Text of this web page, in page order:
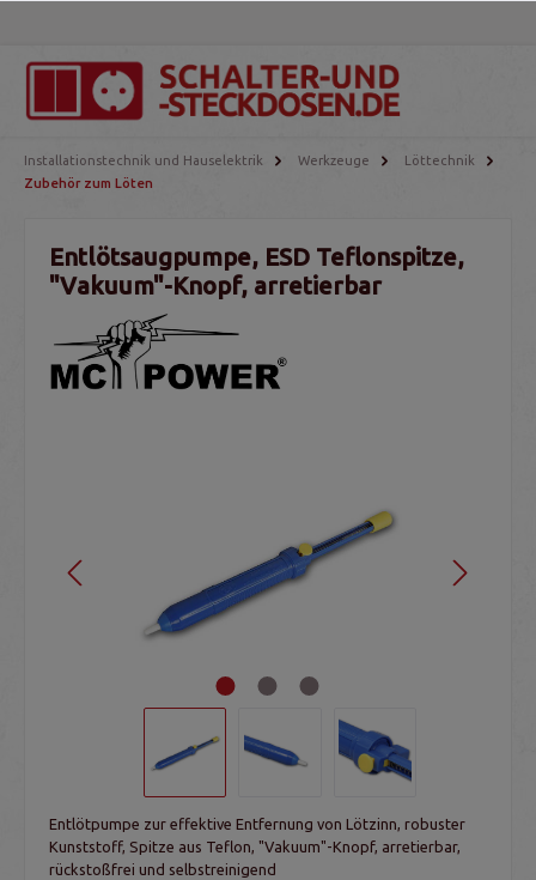
Installationstechnik und Hauselektrik Werkzeuge
Löttechnik
Zubehör zum Löten
Entlötsaugpumpe, ESD Teflonspitze,
"Vakuum"-Knopf, arretierbar
Entlötpumpe zur effektive Entfernung von Lötzinn, robuster
Kunststoff, Spitze aus Teflon, "Vakuum"-Knopf, arretierbar,
rückstoßfrei und selbstreinigend